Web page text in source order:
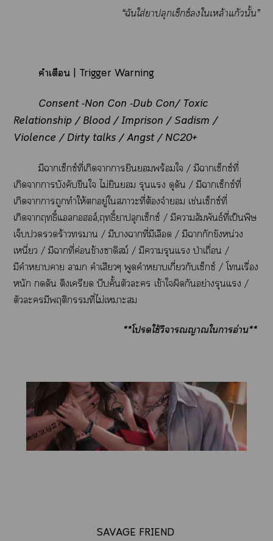
“ฉันใส่าปลุกเซ็กซ์ใเหล้าแก้วนั้น”
คำเตือน | Trigger Warning
Consent -Non Con -Dub Con/ Toxic
Relationship / Blood / Imprison / Sadism /
Violence / Dirty talks / Angst / NC20+
มีาเซ็กซ์ที่เกิดาายินยอมพร้อมใ / มีาเซ็กซ์ที่
เกิดาาบังคับขืนใ ไม่ยินยอม รุนแรง ดุดัน / มีาเซ็กซ์ที่
เกิดาาถูกทำให้อยู่ใาะที่ต้องจำ เช่นเซ็กซ์ที่
เกิดาฤทธิ์แอลกอฮอล์,ฤทธิ์าปลุกเซ็กซ์ / มีาสัมพันธ์ที่เป็นพิษ
เจ็บร้าวา / มีาาที่มีเลือด / มีากักขังหน่วง
เหนี่ยว / มีาที่ค่อนข้างซาดิสม์ / มีารุนแรง ป่าเถื่อน /
มีคำาา า คำเสียวๆ พูดคำาเกี่ยวกับเซ็กซ์ / โทนเรื่อง
หนัก ดัน ตึงเครียด บีบคั้นตัวะ เข้าใผิดกัย่างรุนแรง /
ตัวะมีพฤติกรรมที่ไม่เาะ
**โใช้วิจารณญาณใาอ่าน**
SAVAGE FRIEND